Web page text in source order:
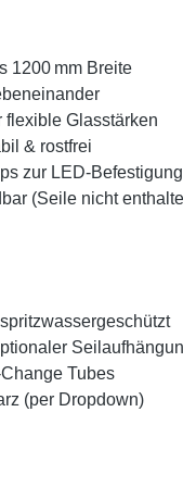
1200 mm Breite
flexible Glasstärken
& rostfrei
zur LED-Befestigung
(Seile nicht
Tubes
(per Dropdown)